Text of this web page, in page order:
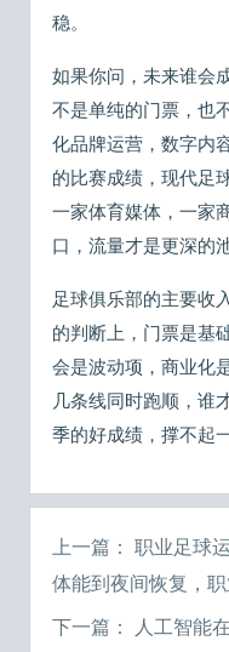
稳。
如果你问，未来谁会
不是单纯的门票，也
化品牌运营，数字内
的比赛成绩，现代足
一家体育媒体，一家
口，流量才是更深的
足球俱乐部的主要收
的判断上，门票是基
会是波动项，商业化
几条线同时跑顺，谁
季的好成绩，撑不起
上一篇： 职业足球
体能到夜间恢复，
下一篇：
人工智能